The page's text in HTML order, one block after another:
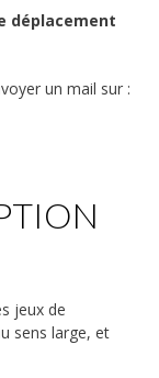
déplacement
un mail sur :
jeux de
sens large, et